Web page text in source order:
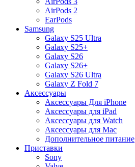
AirPods 2
EarPods
Samsung
Galaxy S25 Ultra
Galaxy S25+
Galaxy S26
Galaxy S26+
Galaxy S26 Ultra
Galaxy Z Fold 7
Аксессуары
Аксессуары Для iPhone
Аксессуары для iPad
Аксессуары для Watch
Аксессуары для Mac
Дополнительное питание
Приставки
Sony